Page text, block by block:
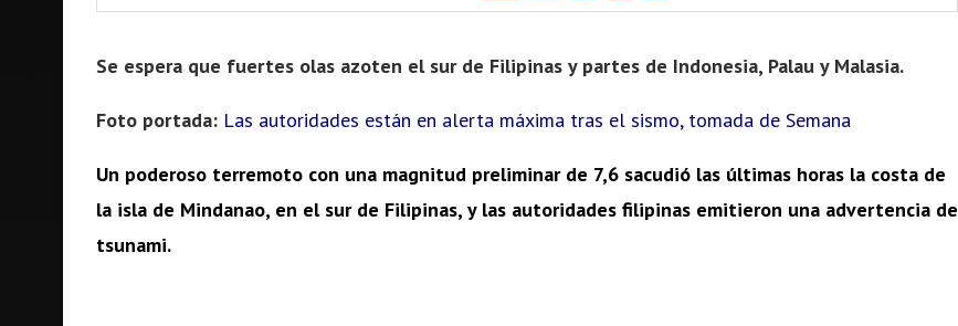
Se espera que fuertes olas azoten el sur de Filipinas y partes de Indonesia, Palau y Malasia.
Foto portada: Las autoridades están en alerta máxima tras el sismo, tomada de Semana
Un poderoso terremoto con una magnitud preliminar de 7,6 sacudió las últimas horas la costa de
la isla de Mindanao, en el sur de Filipinas, y las autoridades filipinas emitieron una advertencia de
tsunami.